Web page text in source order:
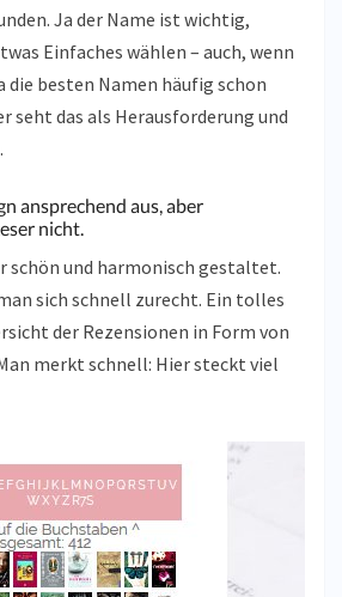
Ja der Name ist wichtig,
Einfaches wählen – auch, wenn
die besten Namen häufig schon
seht das als Herausforderung und
ansprechend aus, aber
nicht.
schön und harmonisch gestaltet.
sich schnell zurecht. Ein tolles
der Rezensionen in Form von
merkt schnell: Hier steckt viel